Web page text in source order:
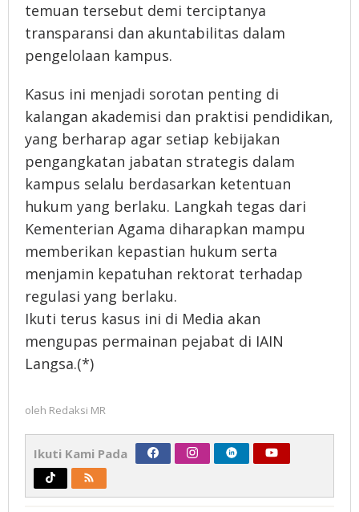
temuan tersebut demi terciptanya
transparansi dan akuntabilitas dalam
pengelolaan kampus.
Kasus ini menjadi sorotan penting di
kalangan akademisi dan praktisi pendidikan,
yang berharap agar setiap kebijakan
pengangkatan jabatan strategis dalam
kampus selalu berdasarkan ketentuan
hukum yang berlaku. Langkah tegas dari
Kementerian Agama diharapkan mampu
memberikan kepastian hukum serta
menjamin kepatuhan rektorat terhadap
regulasi yang berlaku.
Ikuti terus kasus ini di Media akan
mengupas permainan pejabat di IAIN
Langsa.(*)
oleh Redaksi MR
Ikuti Kami Pada